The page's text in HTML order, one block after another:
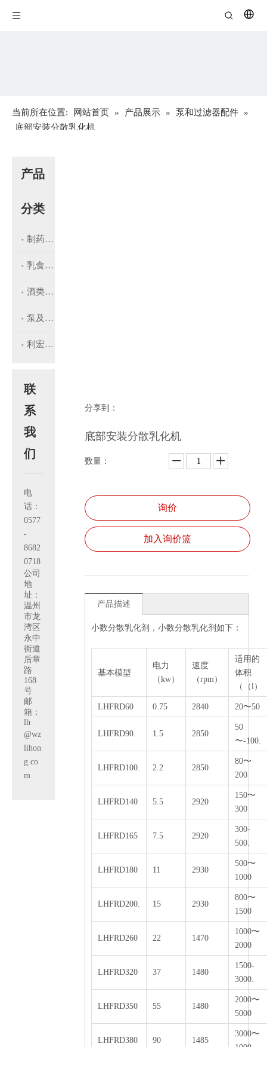
当前所在位置: 网站首页 » 产品展示 » 泵和过滤器配件 »
底部安装分散乳化机
产品
分类
制药设备
乳食品设备
酒类酿造设备
泵及过滤器配件
利宏工程
联
系
我
们
电
话：
0577
-
8682
0718
公司
地
址：
温州
市龙
湾区
永中
街道
后章
路
168
号
邮
箱：
lh
@wz
lihon
g.co
m
分享到：
底部安装分散乳化机
数量：
询价
加入询价篮
产品描述
小数分散乳化剂，小数分散乳化剂如下：
基本模型
电力
（kw）
速度
（rpm）
适用的
体积
（（l）
LHFRD60 0.75 2840 20〜50
LHFRD90. 1.5 2850
50
〜-100.
LHFRD100. 2.2 2850
80〜
200
LHFRD140 5.5 2920
150〜
300
LHFRD165 7.5 2920
300-
500.
LHFRD180 11 2930
500〜
1000
LHFRD200. 15 2930
800〜
1500
LHFRD260 22 1470
1000〜
2000
LHFRD320 37 1480
1500-
3000.
LHFRD350 55 1480
2000〜
5000
LHFRD380 90 1485
3000〜
1000